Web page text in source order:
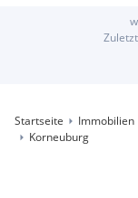
Startseite Immobilien
Korneuburg